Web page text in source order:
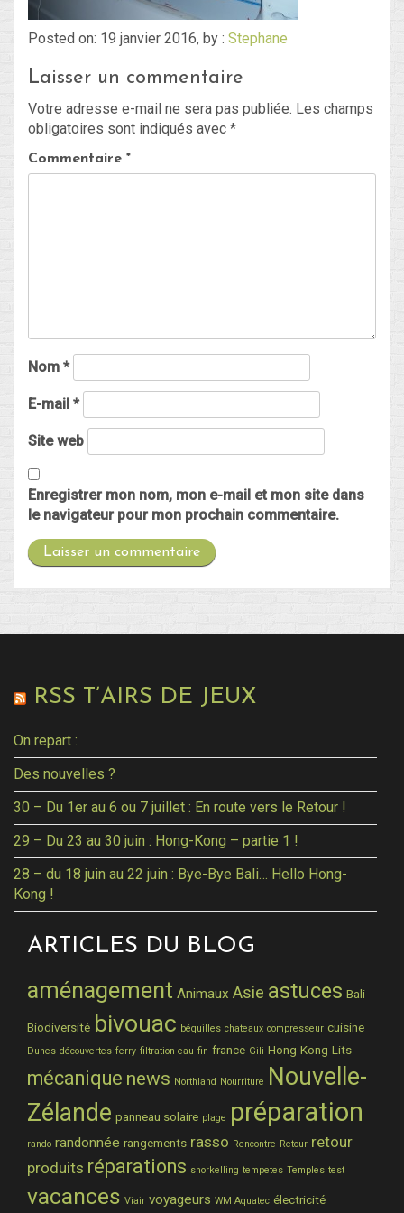
Posted on: 19 janvier 2016, by : Stephane
Laisser un commentaire
Votre adresse e-mail ne sera pas publiée. Les champs
obligatoires sont indiqués avec *
Commentaire *
Nom *
E-mail *
Site web
Enregistrer mon nom, mon e-mail et mon site dans
le navigateur pour mon prochain commentaire.
RSS T’AIRS DE JEUX
On repart :
Des nouvelles ?
30 – Du 1er au 6 ou 7 juillet : En route vers le Retour !
29 – Du 23 au 30 juin : Hong-Kong – partie 1 !
28 – du 18 juin au 22 juin : Bye-Bye Bali… Hello Hong-
Kong !
ARTICLES DU BLOG
aménagement Animaux Asie astuces Bali
Biodiversité bivouac béquilles chateaux compresseur cuisine
Dunes découvertes ferry filtration eau fin france Gili Hong-Kong Lits
mécanique news Northland Nourriture Nouvelle-
Zélande panneau solaire plage préparation
rando randonnée rangements rasso Rencontre Retour retour
produits réparations snorkelling tempetes Temples test
vacances Viair voyageurs WM Aquatec électricité